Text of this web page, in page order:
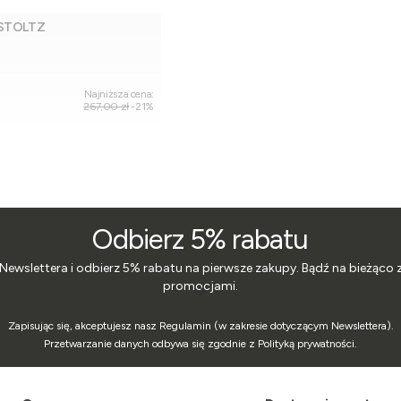
Dodaj do koszyka
Najniższa cena:
267,00 zł -21%
Odbierz 5% rabatu
i odbierz 5% rabatu na pierwsze zakupy. Bądź na bieżąco
promocjami.
Zapisując się, akceptujesz nasz Regulamin (w zakresie dotyczącym Newslettera).
Przetwarzanie danych odbywa się zgodnie z Polityką prywatności.